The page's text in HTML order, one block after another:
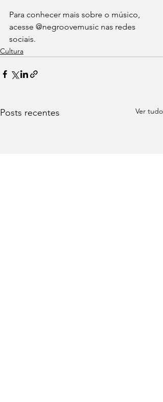
Para conhecer mais sobre o músico,
acesse @negroovemusic nas redes
sociais.
Cultura
Posts recentes Ver tudo